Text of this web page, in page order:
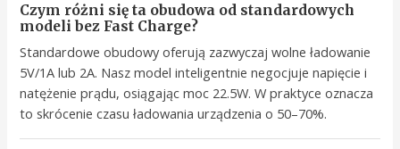
Czym różni się ta obudowa od standardowych
modeli bez Fast Charge?
Standardowe obudowy oferują zazwyczaj wolne ładowanie
5V/1A lub 2A. Nasz model inteligentnie negocjuje napięcie i
natężenie prądu, osiągając moc 22.5W. W praktyce oznacza
to skrócenie czasu ładowania urządzenia o 50–70%.